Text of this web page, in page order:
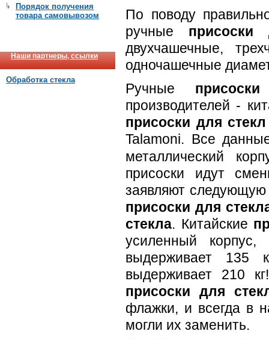
Порядок получения
товара самовывозом
Наши партнеры, ссылки
Обработка стекла
По поводу
ручные присоски
двухчашечные,
одночашечные
Ручные
производителей -
присоски для стекл
Talamoni. Все
металлический
присоски идут
заявляют следующую
присоски для
стекла. Китайские
усиленный корпус,
выдерживает 135
выдерживает 210
присоски для
флажки, и всегда в
могли их заменить.